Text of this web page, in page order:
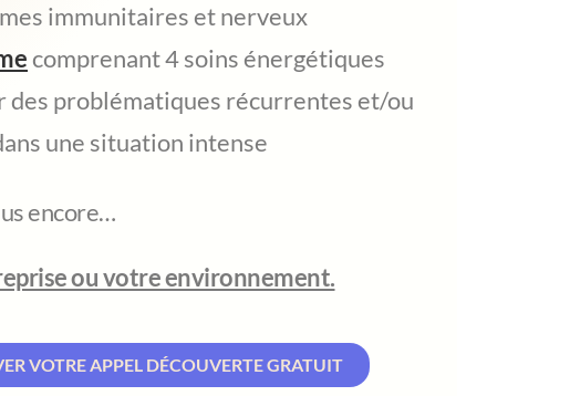
immunitaires et nerveux
comprenant 4 soins énergétiques
des problématiques récurrentes et/ou
une situation intense
encore…
ou votre environnement.
VOTRE APPEL DÉCOUVERTE GRATUIT